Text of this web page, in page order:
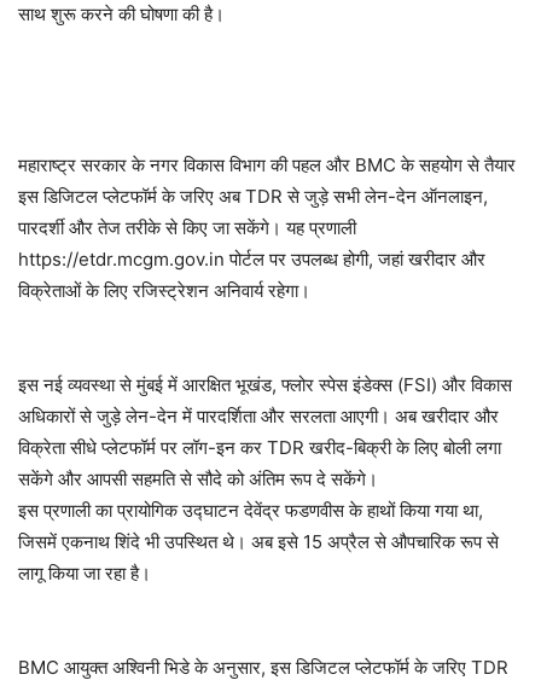
साथ शुरू करने की घोषणा की है।
महाराष्ट्र सरकार के नगर विकास विभाग की पहल और BMC के सहयोग से तैयार
इस डिजिटल प्लेटफॉर्म के जरिए अब TDR से जुड़े सभी लेन-देन ऑनलाइन,
पारदर्शी और तेज तरीके से किए जा सकेंगे। यह प्रणाली
https://etdr.mcgm.gov.in पोर्टल पर उपलब्ध होगी, जहां खरीदार और
विक्रेताओं के लिए रजिस्ट्रेशन अनिवार्य रहेगा।
इस नई व्यवस्था से मुंबई में आरक्षित भूखंड, फ्लोर स्पेस इंडेक्स (FSI) और विकास
अधिकारों से जुड़े लेन-देन में पारदर्शिता और सरलता आएगी। अब खरीदार और
विक्रेता सीधे प्लेटफॉर्म पर लॉग-इन कर TDR खरीद-बिक्री के लिए बोली लगा
सकेंगे और आपसी सहमति से सौदे को अंतिम रूप दे सकेंगे।
इस प्रणाली का प्रायोगिक उद्घाटन देवेंद्र फडणवीस के हाथों किया गया था,
जिसमें एकनाथ शिंदे भी उपस्थित थे। अब इसे 15 अप्रैल से औपचारिक रूप से
लागू किया जा रहा है।
BMC आयुक्त अश्विनी भिडे के अनुसार, इस डिजिटल प्लेटफॉर्म के जरिए TDR